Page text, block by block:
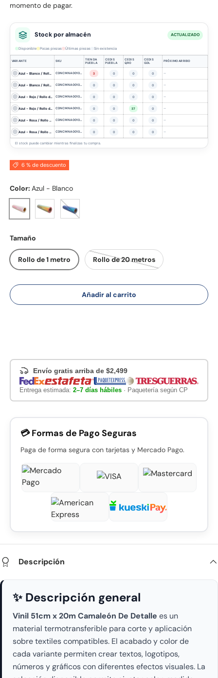
momento de pagar.
Stock por almacén ACTUALIZADO
Disponible Pocas piezas Últimas piezas Sin existencia
VARIANTE SKU
TIENDA
PUEBLA
CEDIS
PUEBLA
CEDIS
QRO
CEDIS
GDL
PRÓXIMO ARRIBO
CDNCMNA001020MWH-1 3 0 0 0 —
CDNCMNA001020MWH 0 0 0 0 —
CDNCMNA001020MRD-1 0 0 0 0 —
CDNCMNA001020MRD 0 0 37 0 —
CDNCMNA001020MPK-1 0 0 0 0 —
CDNCMNA001020MPK 0 0 0 0 —
El stock puede cambiar mientras finalizas tu compra.
6 % de descuento
Color: Azul - Blanco
Azul - BlancoAzul - RojoAzul - Rosa
Tamaño
Rollo de 1 metro Rollo de 20 metros
Añadir al carrito
Envío gratis arriba de $2,499
Entrega estimada: 2–7 días hábiles· Paquetería según CP
💳 Formas de Pago Seguras
Paga de forma segura con tarjetas y Mercado Pago.
Descripción
✨ Descripción general
Vinil 51cm x 20m Camaleón De Detalle es un
material termotransferible para corte y aplicación
sobre textiles compatibles. El acabado y color de
cada variante permiten crear textos, logotipos,
números y gráficos con diferentes efectos visuales. La